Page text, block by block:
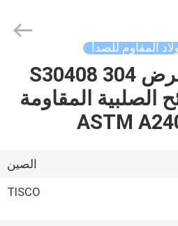
المقاوم للصدأ
2000mm العرض 304 S30408
الصلبية المقاومة
الصين
TISCO